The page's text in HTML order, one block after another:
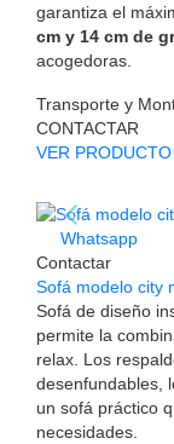
garantiza el
cm y 14 cm de
acogedoras.
Transporte y
CONTACTAR
VER PRODUCTO
Whatsapp
Contactar
Sofá modelo city
Sofá de diseño
permite la
relax. Los
desenfundables,
un sofá práctico
necesidades.